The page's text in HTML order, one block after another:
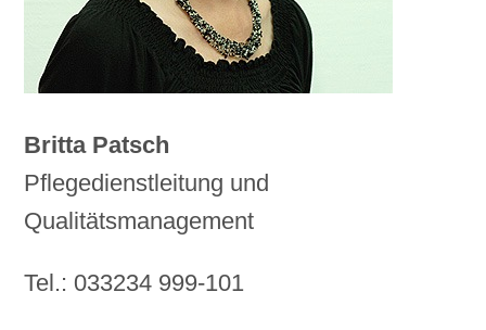
Britta Patsch
Pflegedienstleitung und
Qualitätsmanagement
Tel.: 033234 999-101